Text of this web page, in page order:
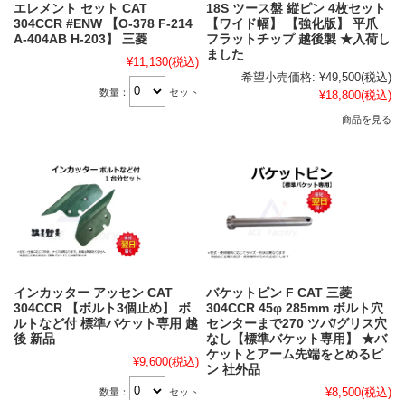
エレメント セット CAT
304CCR #ENW 【O-378 F-214
A-404AB H-203】 三菱
¥11,130(税込)
数量： セット
18S ツース盤 縦ピン 4枚セット
【ワイド幅】 【強化版】 平爪
フラットチップ 越後製 ★入荷し
ました
希望小売価格: ¥49,500(税込)
¥18,800(税込)
商品を見る
インカッター アッセン CAT
304CCR 【ボルト3個止め】 ボ
ルトなど付 標準バケット専用 越
後 新品
¥9,600(税込)
数量： セット
バケットピン F CAT 三菱
304CCR 45φ 285mm ボルト穴
センターまで270 ツバ/グリス穴
なし【標準バケット専用】 ★バ
ケットとアーム先端をとめるピ
ン 社外品
¥8,500(税込)